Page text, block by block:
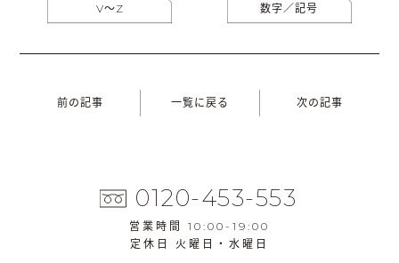
V〜Z 数字／記号
前の記事 一覧に戻る 次の記事
0120-453-553
営業時間 10:00-19:00
定休日 火曜日・水曜日